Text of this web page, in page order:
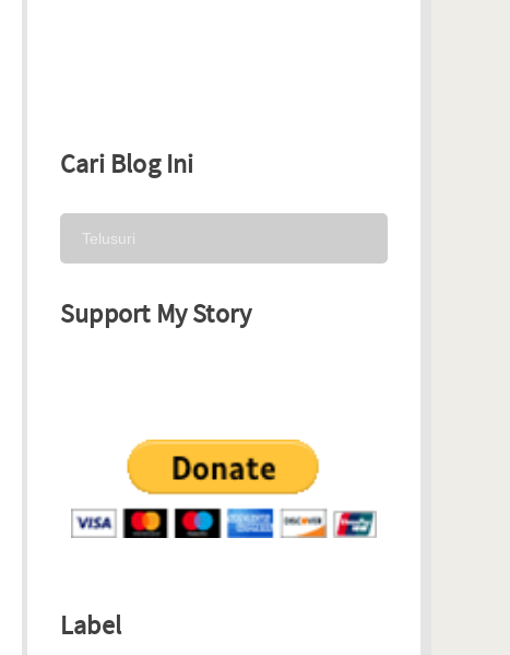
Cari Blog Ini
Support My Story
Label